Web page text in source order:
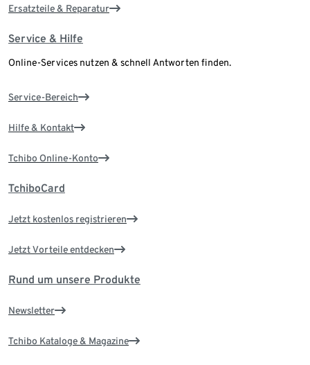
Ersatzteile & Reparatur
Service & Hilfe
Online-Services nutzen & schnell Antworten finden.
Service-Bereich
Hilfe & Kontakt
Tchibo Online-Konto
TchiboCard
Jetzt kostenlos registrieren
Jetzt Vorteile entdecken
Rund um unsere Produkte
Newsletter
Tchibo Kataloge & Magazine